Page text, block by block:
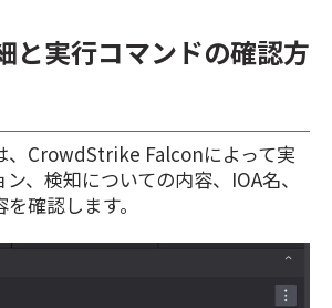
と実行コマンドの確認方
、CrowdStrike Falconによって実
、検知についての内容、IOA名、
確認します。